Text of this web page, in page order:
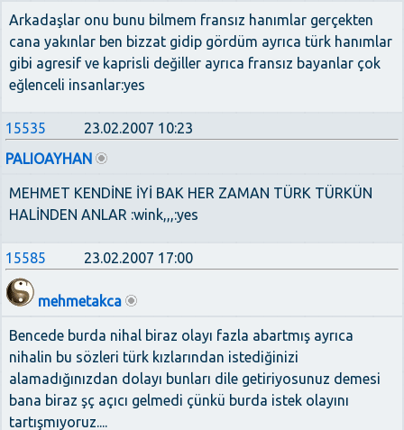
Arkadaşlar onu bunu bilmem fransız hanımlar gerçekten
cana yakınlar ben bizzat gidip gördüm ayrıca türk hanımlar
gibi agresif ve kaprisli değiller ayrıca fransız bayanlar çok
eğlenceli insanlar:yes
15535
23.02.2007 10:23
PALIOAYHAN
MEHMET KENDİNE İYİ BAK HER ZAMAN TÜRK TÜRKÜN
HALİNDEN ANLAR :wink,,,:yes
15585 23.02.2007 17:00
mehmetakca
Bencede burda nihal biraz olayı fazla abartmış ayrıca
nihalin bu sözleri türk kızlarından istediğinizi
alamadığınızdan dolayı bunları dile getiriyosunuz demesi
bana biraz şç açıcı gelmedi çünkü burda istek olayını
tartışmıyoruz....